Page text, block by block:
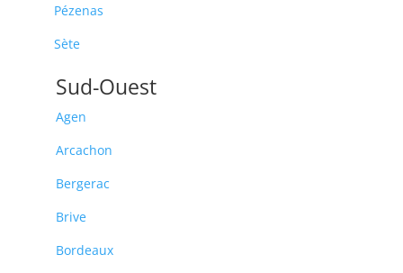
Pézenas
Sète
Sud-Ouest
Agen
Arcachon
Bergerac
Brive
Bordeaux